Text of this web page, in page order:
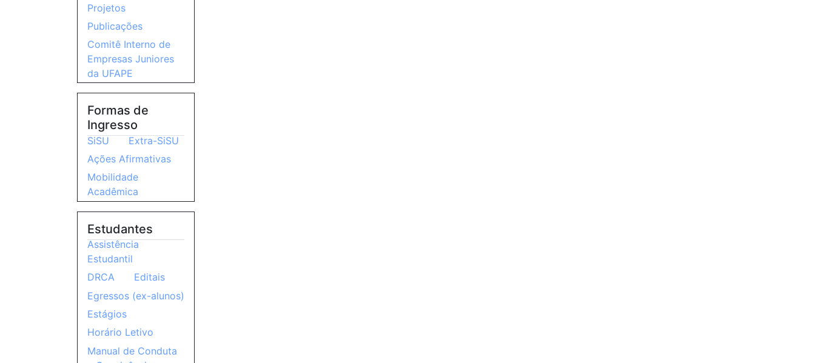
Projetos
Publicações
Comitê Interno de
Empresas Juniores
da UFAPE
Formas de
Ingresso
SiSU
Extra-SiSU
Ações Afirmativas
Mobilidade
Acadêmica
Estudantes
Assistência
Estudantil
DRCA
Editais
Egressos (ex-alunos)
Estágios
Horário Letivo
Manual de Conduta